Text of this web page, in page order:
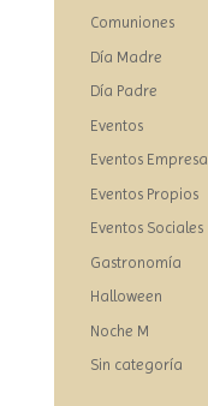
Comuniones
Día Madre
Día Padre
Eventos
Eventos Empresa
Eventos Propios
Eventos Sociales
Gastronomía
Halloween
Noche M
Sin categoría